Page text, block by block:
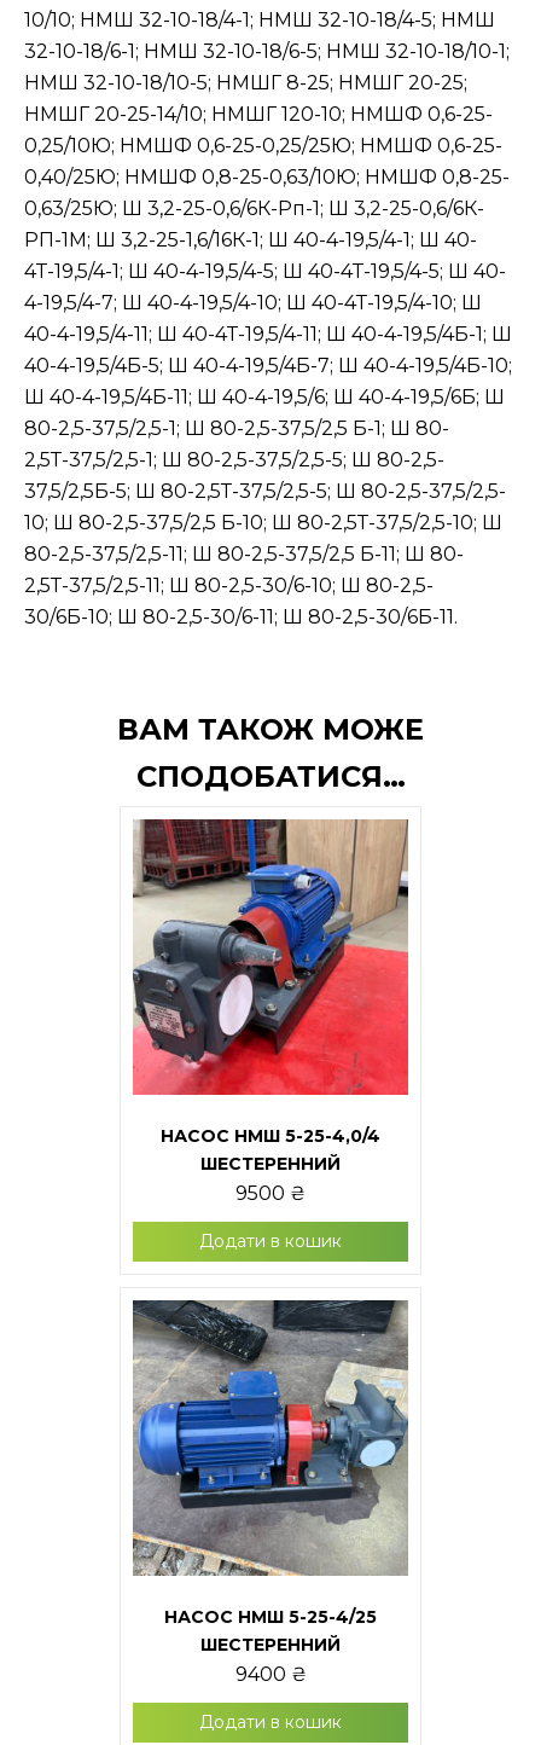
10/10; НМШ 32-10-18/4-1; НМШ 32-10-18/4-5; НМШ
32-10-18/6-1; НМШ 32-10-18/6-5; НМШ 32-10-18/10-1;
НМШ 32-10-18/10-5; НМШГ 8-25; НМШГ 20-25;
НМШГ 20-25-14/10; НМШГ 120-10; НМШФ 0,6-25-
0,25/10Ю; НМШФ 0,6-25-0,25/25Ю; НМШФ 0,6-25-
0,40/25Ю; НМШФ 0,8-25-0,63/10Ю; НМШФ 0,8-25-
0,63/25Ю; Ш 3,2-25-0,6/6К-Рп-1; Ш 3,2-25-0,6/6К-
РП-1М; Ш 3,2-25-1,6/16К-1; Ш 40-4-19,5/4-1; Ш 40-
4Т-19,5/4-1; Ш 40-4-19,5/4-5; Ш 40-4Т-19,5/4-5; Ш 40-
4-19,5/4-7; Ш 40-4-19,5/4-10; Ш 40-4Т-19,5/4-10; Ш
40-4-19,5/4-11; Ш 40-4Т-19,5/4-11; Ш 40-4-19,5/4Б-1; Ш
40-4-19,5/4Б-5; Ш 40-4-19,5/4Б-7; Ш 40-4-19,5/4Б-10;
Ш 40-4-19,5/4Б-11; Ш 40-4-19,5/6; Ш 40-4-19,5/6Б; Ш
80-2,5-37,5/2,5-1; Ш 80-2,5-37,5/2,5 Б-1; Ш 80-
2,5Т-37,5/2,5-1; Ш 80-2,5-37,5/2,5-5; Ш 80-2,5-
37,5/2,5Б-5; Ш 80-2,5Т-37,5/2,5-5; Ш 80-2,5-37,5/2,5-
10; Ш 80-2,5-37,5/2,5 Б-10; Ш 80-2,5Т-37,5/2,5-10; Ш
80-2,5-37,5/2,5-11; Ш 80-2,5-37,5/2,5 Б-11; Ш 80-
2,5Т-37,5/2,5-11; Ш 80-2,5-30/6-10; Ш 80-2,5-
30/6Б-10; Ш 80-2,5-30/6-11; Ш 80-2,5-30/6Б-11.
ВАМ ТАКОЖ МОЖЕ
СПОДОБАТИСЯ…
НАСОС НМШ 5-25-4,0/4
ШЕСТЕРЕННИЙ
9500 ₴
Додати в кошик
НАСОС НМШ 5-25-4/25
ШЕСТЕРЕННИЙ
9400 ₴
Додати в кошик